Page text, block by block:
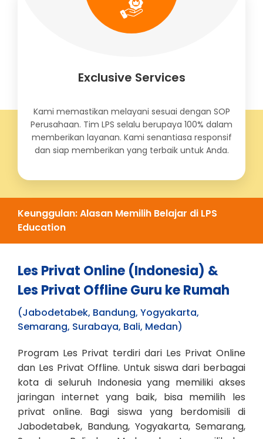
Exclusive Services
Kami memastikan melayani sesuai dengan SOP
Perusahaan. Tim LPS selalu berupaya 100% dalam
memberikan layanan. Kami senantiasa responsif
dan siap memberikan yang terbaik untuk Anda.
Keunggulan: Alasan Memilih Belajar di LPS
Education
Les Privat Online (Indonesia) &
Les Privat Offline Guru ke Rumah
(Jabodetabek, Bandung, Yogyakarta,
Semarang, Surabaya, Bali, Medan)
Program Les Privat terdiri dari Les Privat Online
dan Les Privat Offline. Untuk siswa dari berbagai
kota di seluruh Indonesia yang memiliki akses
jaringan internet yang baik, bisa memilih les
privat online. Bagi siswa yang berdomisili di
Jabodetabek, Bandung, Yogyakarta, Semarang,